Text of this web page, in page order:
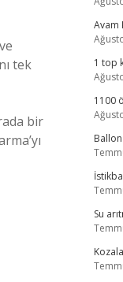
tek
bir
Avam
1 top
1100
Su